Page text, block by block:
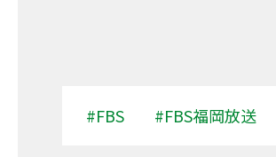
#FBS #FBS福岡放送